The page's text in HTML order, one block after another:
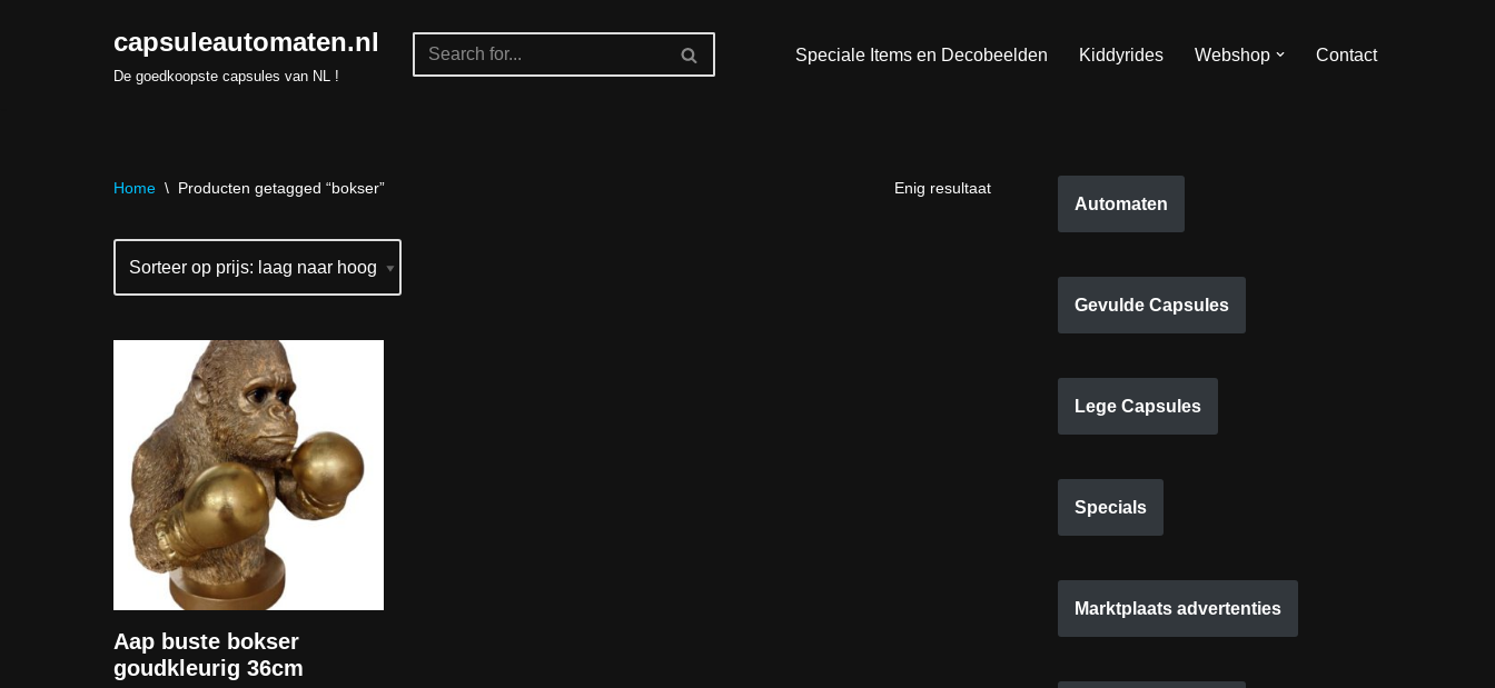
capsuleautomaten.nl
De goedkoopste capsules van NL !
Speciale Items en Decobeelden Kiddyrides Webshop Contact
Home \ Producten getagged “bokser” Enig resultaat
Aap buste bokser
goudkleurig 36cm
Automaten
Gevulde Capsules
Lege Capsules
Specials
Marktplaats advertenties